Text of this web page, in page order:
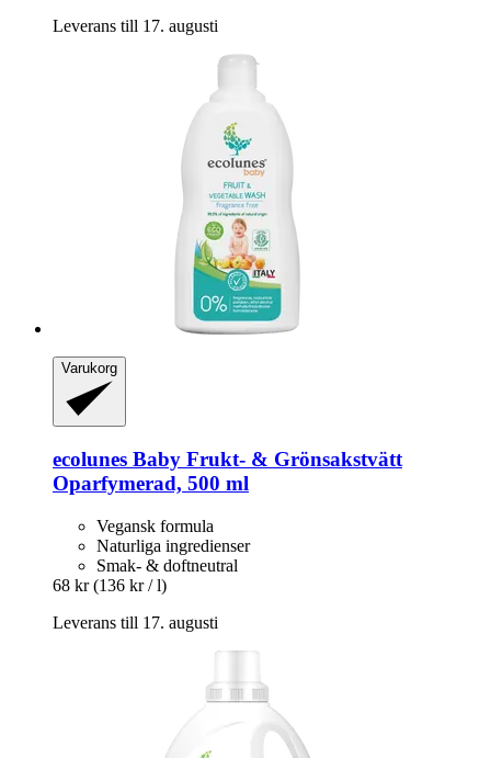
Leverans till 17. augusti
Varukorg
ecolunes Baby Frukt-​ & Grönsakstvätt
Oparfymerad, 500 ml
Vegansk formula
Naturliga ingredienser
Smak- & doftneutral
68 kr (136 kr / l)
Leverans till 17. augusti